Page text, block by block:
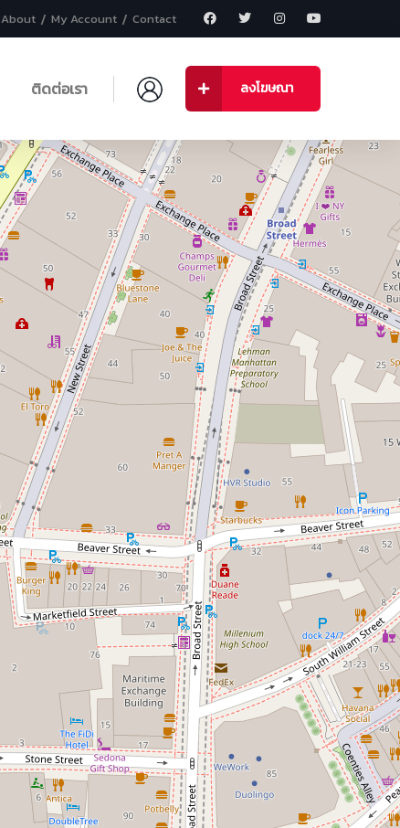
About My Account Contact
ติดต่อเรา ลงโฆษณา